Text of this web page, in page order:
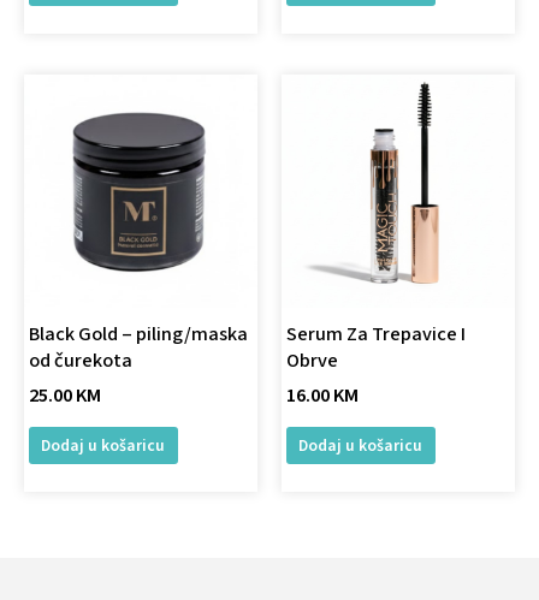
Black Gold – piling/maska
od čurekota
25.00KM
Dodaj u košaricu
Serum Za Trepavice I
Obrve
16.00KM
Dodaj u košaricu